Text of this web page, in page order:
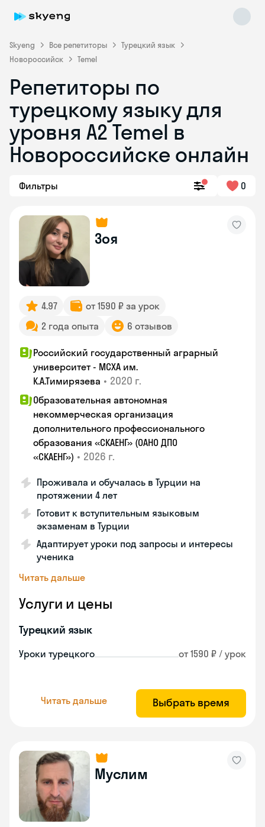
Skyeng Все репетиторы
Турецкий язык
Новороссийск
Temel
Репетиторы по
турецкому языку для
уровня A2 Temel в
Новороссийске онлайн
Фильтры 0
Зоя
4.97
от 1590 ₽ за урок
2 года опыта
6 отзывов
Российский государственный аграрный
университет - МСХА им.
К.А.Тимирязева • 2020 г.
Образовательная автономная
некоммерческая организация
дополнительного профессионального
образования «СКАЕНГ» (ОАНО ДПО
«СКАЕНГ») • 2026 г.
Проживала и обучалась в Турции на
протяжении 4 лет
Готовит к вступительным языковым
экзаменам в Турции
Адаптирует уроки под запросы и интересы
ученика
Читать дальше
Услуги и цены
Турецкий язык
Уроки турецкого от 1590 ₽ / урок
Читать дальше Выбрать время
Муслим
Skyeng Chat